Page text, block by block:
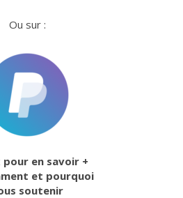
Ou sur :
pour en savoir +
et pourquoi
soutenir